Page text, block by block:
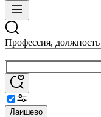
Профессия,
Лаишево